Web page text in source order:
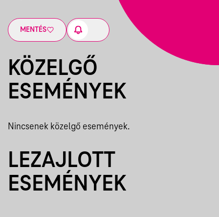
MENTÉS
KÖZELGŐ
ESEMÉNYEK
Nincsenek közelgő események.
LEZAJLOTT
ESEMÉNYEK